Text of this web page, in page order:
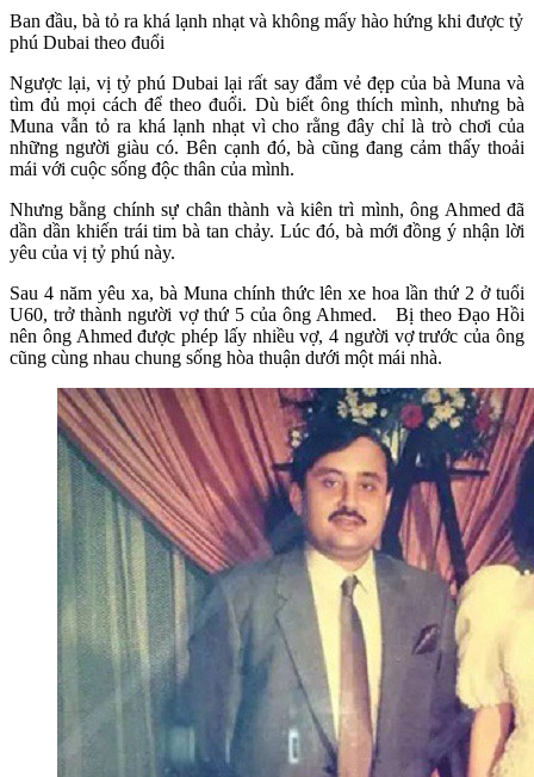
Ban đầu, bà tỏ ra khá lạnh nhạt và không mấy hào hứng khi được tỷ
phú Dubai theo đuổi
Ngược lại, vị tỷ phú Dubai lại rất say đắm vẻ đẹp của bà Muna và
tìm đủ mọi cách để theo đuổi. Dù biết ông thích mình, nhưng bà
Muna vẫn tỏ ra khá lạnh nhạt vì cho rằng đây chỉ là trò chơi của
những người giàu có. Bên cạnh đó, bà cũng đang cảm thấy thoải
mái với cuộc sống độc thân của mình.
Nhưng bằng chính sự chân thành và kiên trì mình, ông Ahmed đã
dần dần khiến trái tim bà tan chảy. Lúc đó, bà mới đồng ý nhận lời
yêu của vị tỷ phú này.
Sau 4 năm yêu xa, bà Muna chính thức lên xe hoa lần thứ 2 ở tuổi
U60, trở thành người vợ thứ 5 của ông Ahmed. Bị theo Đạo Hồi
nên ông Ahmed được phép lấy nhiều vợ, 4 người vợ trước của ông
cũng cùng nhau chung sống hòa thuận dưới một mái nhà.